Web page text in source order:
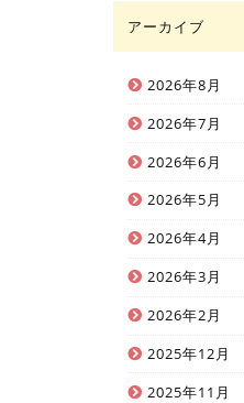
アーカイブ
2026年8月
2026年7月
2026年6月
2026年5月
2026年4月
2026年3月
2026年2月
2025年12月
2025年11月